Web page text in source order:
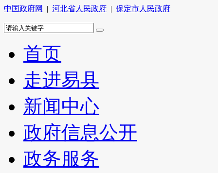
中国政府网 | 河北省人民政府 | 保定市人民政府
首页
走进易县
新闻中心
政府信息公开
政务服务